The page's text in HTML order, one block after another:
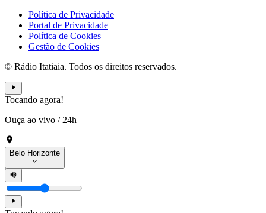
Política de Privacidade
Portal de Privacidade
Política de Cookies
Gestão de Cookies
© Rádio Itatiaia. Todos os direitos reservados.
Tocando agora!
Ouça ao vivo / 24h
Belo Horizonte